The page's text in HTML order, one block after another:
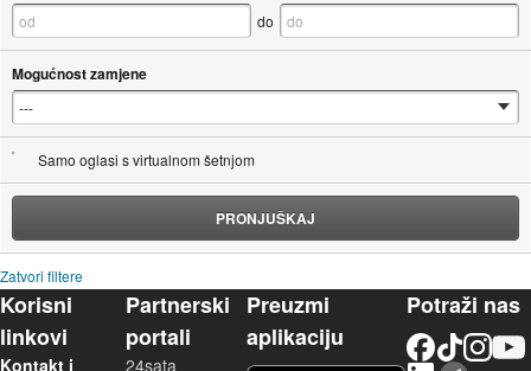
do
Mogućnost zamjene
Samo oglasi s virtualnom šetnjom
PRONJUŠKAJ
Zatvori filtere
Korisni
linkovi
Kontakt i
Partnerski
portali
24sata
Preuzmi
aplikaciju
Potraži nas